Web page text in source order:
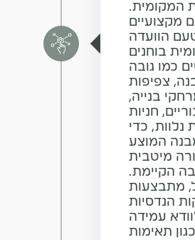
המקומית.
מקצועיים
הוועדה
בוחנים
כמו גובה
צפיפות
בנייה,
חניות
נלוות, כדי
המוצע
מיטבית
הקיימת.
מתבצעות
הנדסיות
עמידה
תאימות